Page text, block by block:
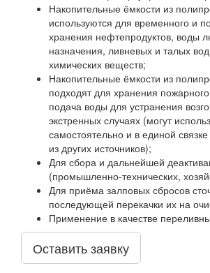
Накопительные ёмкости из
используются для временного и
хранения нефтепродуктов, воды
назначения, ливневых и талых
химических веществ;
Накопительные ёмкости из
подходят для хранения
подача воды для устранения
экстренных случаях (могут
самостоятельно и в единой
из других источников);
Для сбора и дальнейшей
(промышленно-технических,
Для приёма залповых сбросов
последующей перекачки их на
Применение в качестве
Оставить заявку